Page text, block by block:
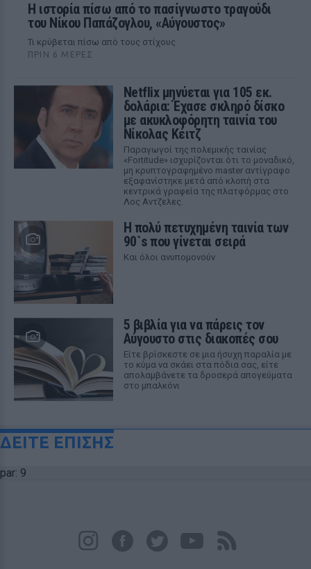
Η ιστορία πίσω από το πασίγνωστο τραγούδι
του Νίκου Παπάζογλου, «Αύγουστος»
Τι κρύβεται πίσω από τους στίχους
ΠΡΙΝ 6 ΜΈΡΕΣ
Netflix μηνύεται για 105 εκ.
δολάρια: Έχασε σκληρό δίσκο
με ακυκλοφόρητη ταινία του
Νίκολας Κέιτζ
Παραγωγοί της πολεμικής ταινίας
«Fortitude» ισχυρίζονται ότι το μοναδικό,
μη κρυπτογραφημένο master αντίγραφο
εξαφανίστηκε μετά από κλοπή στα
κεντρικά γραφεία της πλατφόρμας στο
Λος Αντζελες.
Η πολύ πετυχημένη ταινία των
90`s που γίνεται σειρά
Και όλοι ανυπομονούν
5 βιβλία για να πάρεις τον
Αύγουστο στις διακοπές σου
Είτε βρίσκεστε σε μια ήσυχη παραλία με
το κύμα να σκάει στα πόδια σας, είτε
απολαμβάνετε τα δροσερά απογεύματα
στο μπαλκόνι
ΔΕΙΤΕ ΕΠΙΣΗΣ
par: 9